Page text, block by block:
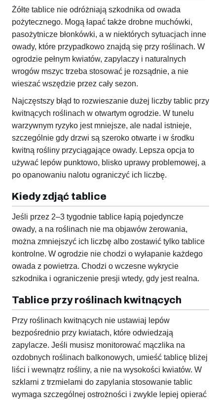
Żółte tablice nie odróżniają szkodnika od owada
pożytecznego. Mogą łapać także drobne muchówki,
pasożytnicze błonkówki, a w niektórych sytuacjach inne
owady, które przypadkowo znajdą się przy roślinach. W
ogrodzie pełnym kwiatów, zapylaczy i naturalnych
wrogów mszyc trzeba stosować je rozsądnie, a nie
wieszać wszędzie przez cały sezon.
Najczęstszy błąd to rozwieszanie dużej liczby tablic przy
kwitnących roślinach w otwartym ogrodzie. W tunelu
warzywnym ryzyko jest mniejsze, ale nadal istnieje,
szczególnie gdy drzwi są szeroko otwarte i w środku
kwitną rośliny przyciągające owady. Lepsza opcja to
używać lepów punktowo, blisko uprawy problemowej, a
po opanowaniu nalotu ograniczyć ich liczbę.
Kiedy zdjąć tablice
Jeśli przez 2–3 tygodnie tablice łapią pojedyncze
owady, a na roślinach nie ma objawów żerowania,
można zmniejszyć ich liczbę albo zostawić tylko tablice
kontrolne. W ogrodzie nie chodzi o wyłapanie każdego
owada z powietrza. Chodzi o wczesne wykrycie
szkodnika i ograniczenie presji wtedy, gdy jest realna.
Tablice przy roślinach kwitnących
Przy roślinach kwitnących nie ustawiaj lepów
bezpośrednio przy kwiatach, które odwiedzają
zapylacze. Jeśli musisz monitorować mączlika na
ozdobnych roślinach balkonowych, umieść tablicę bliżej
liści i wewnątrz rośliny, a nie na wysokości kwiatów. W
szklarni z trzmielami do zapylania stosowanie tablic
wymaga szczególnej ostrożności i zwykle lepiej opierać